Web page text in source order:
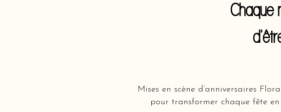
Chaque
Mises en scène d’anniversaires
pour transformer chaque fête